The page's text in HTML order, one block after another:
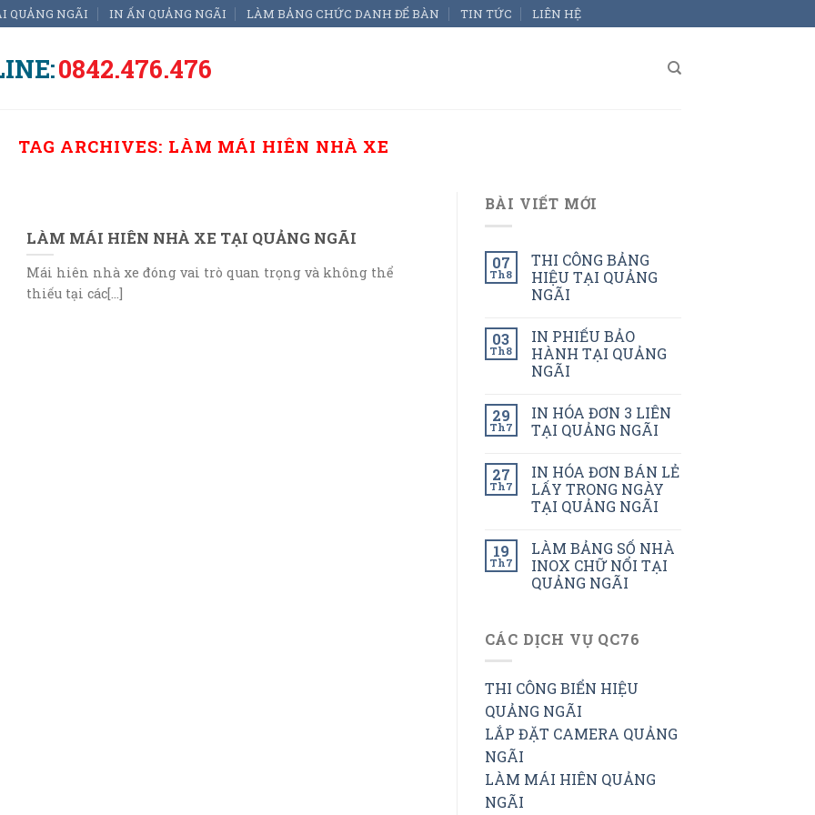
QUẢNG NGÃI IN ẤN QUẢNG NGÃI LÀM BẢNG CHỨC DANH ĐỂ BÀN TIN TỨC LIÊN HỆ
0842.476.476
TAG ARCHIVES: LÀM MÁI HIÊN NHÀ XE
LÀM MÁI HIÊN NHÀ XE TẠI QUẢNG NGÃI
Mái hiên nhà xe đóng vai trò quan trọng và không thể
thiếu tại các[...]
BÀI VIẾT MỚI
07
Th8
THI CÔNG BẢNG
HIỆU TẠI QUẢNG
NGÃI
03
Th8
IN PHIẾU BẢO
HÀNH TẠI QUẢNG
NGÃI
29
Th7
IN HÓA ĐƠN 3 LIÊN
TẠI QUẢNG NGÃI
27
Th7
IN HÓA ĐƠN BÁN LẺ
LẤY TRONG NGÀY
TẠI QUẢNG NGÃI
19
Th7
LÀM BẢNG SỐ NHÀ
INOX CHỮ NỔI TẠI
QUẢNG NGÃI
CÁC DỊCH VỤ QC76
THI CÔNG BIỂN HIỆU
QUẢNG NGÃI
LẮP ĐẶT CAMERA QUẢNG
NGÃI
LÀM MÁI HIÊN QUẢNG
NGÃI